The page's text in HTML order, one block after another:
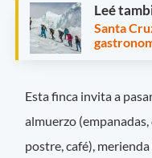
Leé
Santa
Esta finca invita a
almuerzo
postre, café),